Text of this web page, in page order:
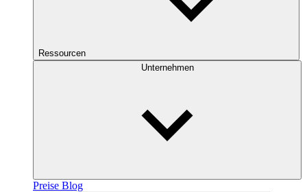
Ressourcen
Unternehmen
Preise Blog